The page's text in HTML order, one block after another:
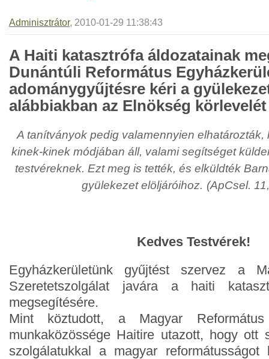
Adminisztrátor, 2010-01-29 11:38:43
A Haiti katasztrófa áldozatainak
Dunántúli Református
adománygyűjtésre kéri a
alábbiakban az Elnökség
A tanítványok pedig valamennyien elhatározták,
kinek-kinek módjában áll, valami segítséget
testvéreknek. Ezt meg is tették, és elküldték
gyülekezet elöljáróihoz. (ApCsel.
Kedves Testvérek!
Egyházkerületünk gyűjtést szervez a
Szeretetszolgálat javára a haiti
megsegítésére.
Mint köztudott, a Magyar Református
munkaközössége Haitire utazott, hogy ott
szolgálatukkal a magyar reformátusságot